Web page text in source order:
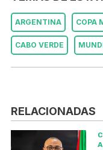
ARGENTINA COPA
CABO VERDE
RELACIONADAS